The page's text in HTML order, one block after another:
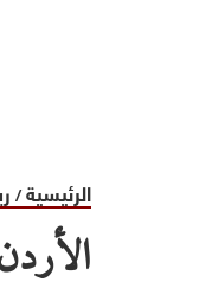
الرئيسية/